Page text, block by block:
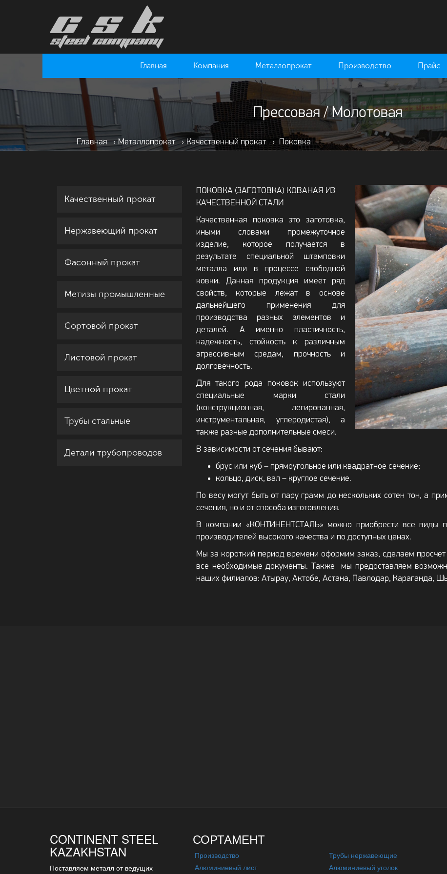
Главная Компания Металлопрокат Производство Прайс
Прессовая / Молотовая
Главная › Металлопрокат › Качественный прокат › Поковка
Качественный прокат
Нержавеющий прокат
Фасонный прокат
Метизы промышленные
Сортовой прокат
Листовой прокат
Цветной прокат
Трубы стальные
Детали трубопроводов
ПОКОВКА (ЗАГОТОВКА) КОВАНАЯ ИЗ
КАЧЕСТВЕННОЙ СТАЛИ
Качественная поковка это заготовка,
иными словами промежуточное
изделие, которое получается в
результате специальной штамповки
металла или в процессе свободной
ковки. Данная продукция имеет ряд
свойств, которые лежат в основе
дальнейшего применения для
производства разных элементов и
деталей. А именно пластичность,
надежность, стойкость к различным
агрессивным средам, прочность и
долговечность.
Для такого рода поковок используют
специальные марки стали
(конструкционная, легированная,
инструментальная, углеродистая), а
также разные дополнительные смеси.
В зависимости от сечения бывают:
брус или куб – прямоугольное или квадратное сечение;
кольцо, диск, вал – круглое сечение.
По весу могут быть от пару грамм до нескольких сотен тон, а
сечения, но и от способа изготовления.
В компании «КОНТИНЕНТСТАЛЬ» можно приобрести все виды
производителей высокого качества и по доступных ценах.
Мы за короткий период времени оформим заказ, сделаем
все необходимые документы. Также мы предоставляем
наших филиалов: Атырау, Актобе, Астана, Павлодар, Караганда,
CONTINENT STEEL
KAZAKHSTAN
Поставляем металл от ведущих
СОРТАМЕНТ
Производство
Трубы нержавеющие
Алюминиевый лист
Алюминиевый уголок